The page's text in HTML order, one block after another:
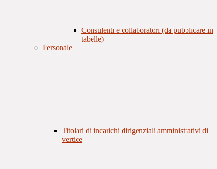
Consulenti e collaboratori (da pubblicare in
tabelle)
Personale
Titolari di incarichi dirigenziali amministrativi di
vertice